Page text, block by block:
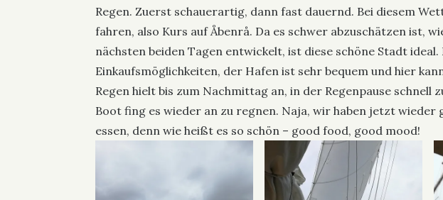
Regen. Zuerst schauerartig, dann fast dauernd. Bei diesem
fahren, also Kurs auf Åbenrå. Da es schwer abzuschätzen ist,
nächsten beiden Tagen entwickelt, ist diese schöne Stadt ideal.
Einkaufsmöglichkeiten, der Hafen ist sehr bequem und hier
Regen hielt bis zum Nachmittag an, in der Regenpause schnell
Boot fing es wieder an zu regnen. Naja, wir haben jetzt wieder
essen, denn wie heißt es so schön – good food, good mood!